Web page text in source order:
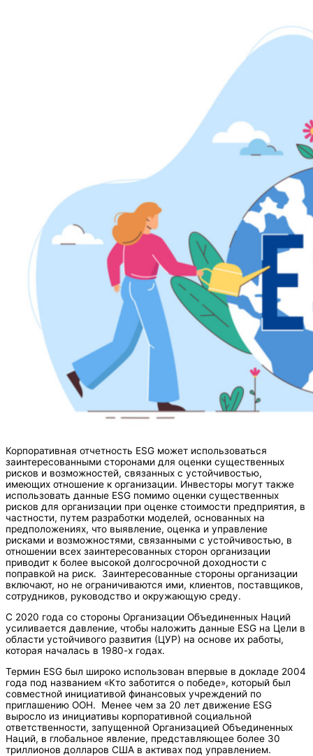
Корпоративная отчетность ESG может использоваться
заинтересованными сторонами для оценки существенных
рисков и возможностей, связанных с устойчивостью,
имеющих отношение к организации. Инвесторы могут также
использовать данные ESG помимо оценки существенных
рисков для организации при оценке стоимости предприятия, в
частности, путем разработки моделей, основанных на
предположениях, что выявление, оценка и управление
рисками и возможностями, связанными с устойчивостью, в
отношении всех заинтересованных сторон организации
приводит к более высокой долгосрочной доходности с
поправкой на риск. Заинтересованные стороны организации
включают, но не ограничиваются ими, клиентов, поставщиков,
сотрудников, руководство и окружающую среду.
С 2020 года со стороны Организации Объединенных Наций
усиливается давление, чтобы наложить данные ESG на Цели в
области устойчивого развития (ЦУР) на основе их работы,
которая началась в 1980-х годах.
Термин ESG был широко использован впервые в докладе 2004
года под названием «Кто заботится о победе», который был
совместной инициативой финансовых учреждений по
приглашению ООН. Менее чем за 20 лет движение ESG
выросло из инициативы корпоративной социальной
ответственности, запущенной Организацией Объединенных
Наций, в глобальное явление, представляющее более 30
триллионов долларов США в активах под управлением.